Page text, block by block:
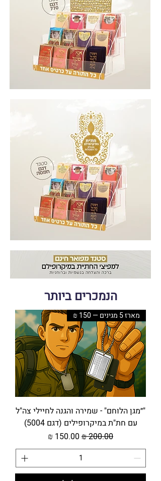
הנמכרים ביותר
מארז 5 מגינים — 150 ₪
"״מגן הלוחם" - שמירה והגנה לחיילי צה"ל
עם חת"ת במיקרופילים (דגם 5004)
מחיר רגיל מחיר מבצע